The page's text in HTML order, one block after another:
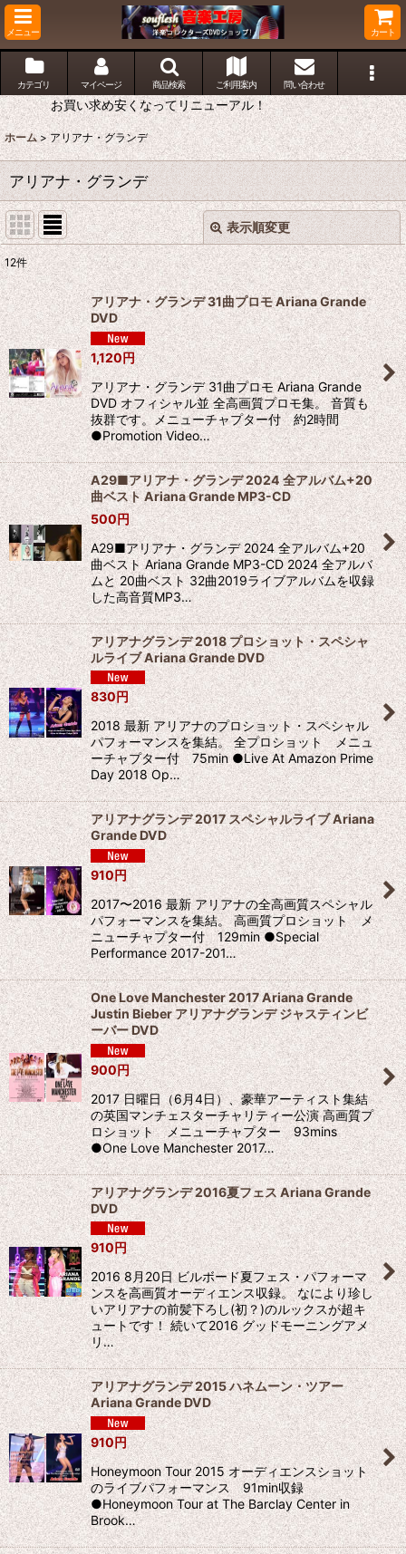
メニュー カート
カテゴリ マイページ 商品検索 ご利用案内 問い合わせ
お買い求め安くなってリニューアル！
ホーム > アリアナ・グランデ
アリアナ・グランデ
表示順変更
表示数:
並び順:
絞り込む
閉じる
12件
アリアナ・グランデ 31曲プロモ Ariana Grande
DVD
1,120円
アリアナ・グランデ 31曲プロモ Ariana Grande
DVD オフィシャル並 全高画質プロモ集。 音質も
抜群です。メニューチャプター付 約2時間
●Promotion Video…
A29■アリアナ・グランデ 2024 全アルバム+20
曲ベスト Ariana Grande MP3-CD
500円
A29■アリアナ・グランデ 2024 全アルバム+20
曲ベスト Ariana Grande MP3-CD 2024 全アルバ
ムと 20曲ベスト 32曲2019ライブアルバムを収録
した高音質MP3…
アリアナグランデ 2018 プロショット・スペシャ
ルライブ Ariana Grande DVD
830円
2018 最新 アリアナのプロショット・スペシャル
パフォーマンスを集結。 全プロショット メニュ
ーチャプター付 75min ●Live At Amazon Prime
Day 2018 Op…
アリアナグランデ 2017 スペシャルライブ Ariana
Grande DVD
910円
2017〜2016 最新 アリアナの全高画質スペシャル
パフォーマンスを集結。 高画質プロショット メ
ニューチャプター付 129min ●Special
Performance 2017-201…
One Love Manchester 2017 Ariana Grande
Justin Bieber アリアナグランデ ジャスティンビ
ーバー DVD
900円
2017 日曜日（6月4日）、豪華アーティスト集結
の英国マンチェスターチャリティー公演 高画質プ
ロショット メニューチャプター 93mins
●One Love Manchester 2017…
アリアナグランデ 2016夏フェス Ariana Grande
DVD
910円
2016 8月20日 ビルボード夏フェス・パフォーマ
ンスを高画質オーディエンス収録。 なにより珍し
いアリアナの前髪下ろし(初？)のルックスが超キ
ュートです！ 続いて2016 グッドモーニングアメ
リ…
アリアナグランデ 2015 ハネムーン・ツアー
Ariana Grande DVD
910円
Honeymoon Tour 2015 オーディエンスショット
のライブパフォーマンス 91min収録
●Honeymoon Tour at The Barclay Center in
Brook…